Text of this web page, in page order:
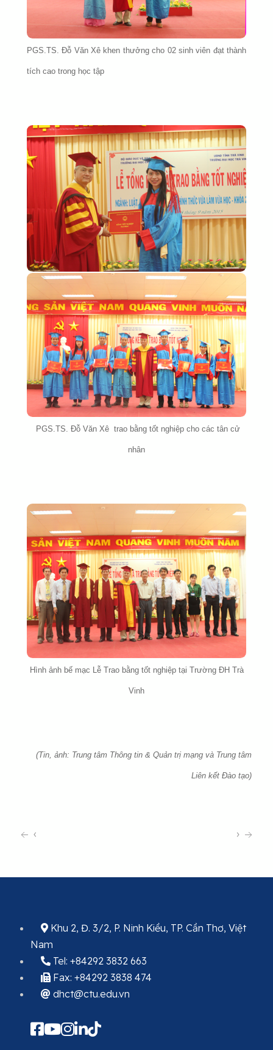
PGS.TS. Đỗ Văn Xê khen thưởng cho 02 sinh viên đạt thành
tích cao trong học tập
PGS.TS. Đỗ Văn Xê trao bằng tốt nghiệp cho các tân cử
nhân
Hình ảnh bế mạc Lễ Trao bằng tốt nghiệp tại Trường ĐH Trà
Vinh
(Tin, ảnh: Trung tâm Thông tin & Quản trị mạng và Trung tâm
Liên kết Đào tạo)
‹ ›
Khu 2, Đ. 3/2, P. Ninh Kiều, TP. Cần Thơ, Việt
Nam
Tel: +84292 3832 663
Fax: +84292 3838 474
dhct@ctu.edu.vn